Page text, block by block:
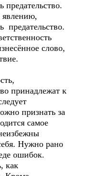
предательство.
явлению,
предательство.
слово,
принадлежат к
признать за
самое
Нужно рано
ошибок.
как